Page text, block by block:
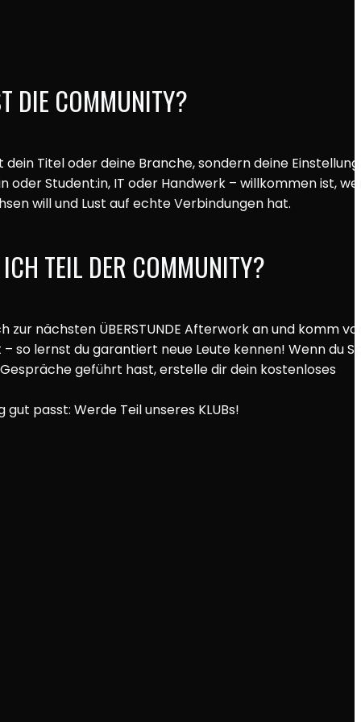
DIE COMMUNITY?
dein Titel oder deine Branche, sondern deine
oder Student:in, IT oder Handwerk – willkommen ist,
will und Lust auf echte Verbindungen hat.
TEIL DER COMMUNITY?
zur nächsten ÜBERSTUNDE Afterwork an und komm
so lernst du garantiert neue Leute kennen! Wenn du
geführt hast, erstelle dir dein kostenloses
gut passt: Werde Teil unseres KLUBs!